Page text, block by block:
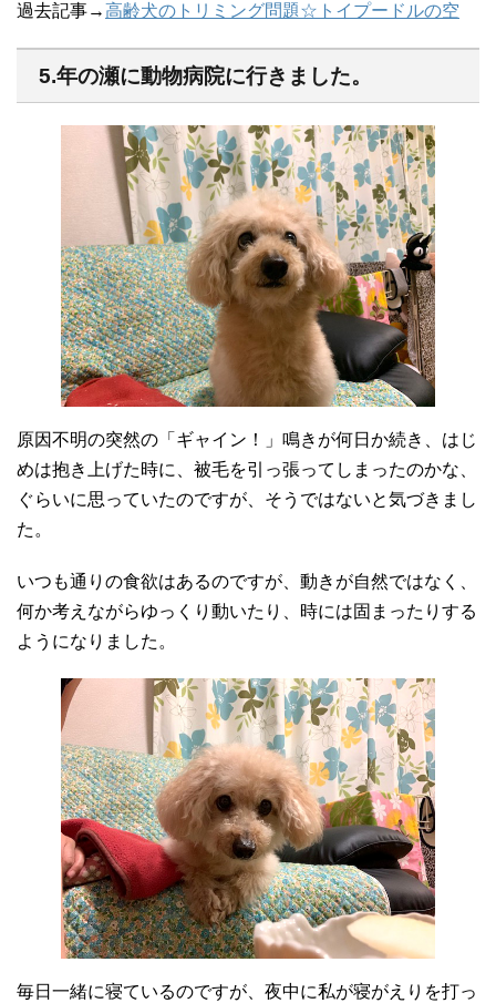
過去記事→高齢犬のトリミング問題☆トイプードルの空
5.年の瀬に動物病院に行きました。
原因不明の突然の「ギャイン！」鳴きが何日か続き、はじ
めは抱き上げた時に、被毛を引っ張ってしまったのかな、
ぐらいに思っていたのですが、そうではないと気づきまし
た。
いつも通りの食欲はあるのですが、動きが自然ではなく、
何か考えながらゆっくり動いたり、時には固まったりする
ようになりました。
毎日一緒に寝ているのですが、夜中に私が寝がえりを打っ